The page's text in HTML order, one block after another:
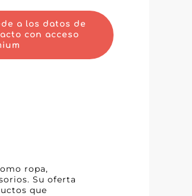
a los datos de
con acceso
ropa,
Su oferta
que